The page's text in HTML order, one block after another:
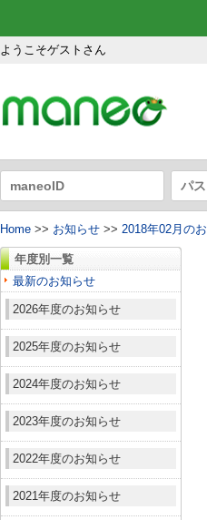
ようこそゲストさん
Home >> お知らせ >> 2018年02月の
年度別一覧
最新のお知らせ
2026年度のお知らせ
2025年度のお知らせ
2024年度のお知らせ
2023年度のお知らせ
2022年度のお知らせ
2021年度のお知らせ